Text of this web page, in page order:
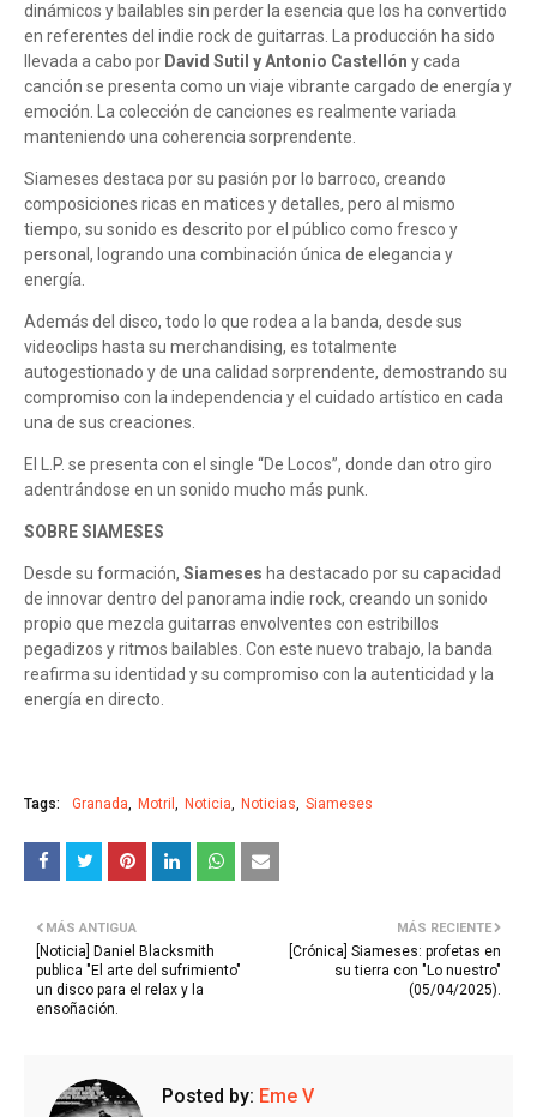
dinámicos y bailables sin perder la esencia que los ha convertido
en referentes del indie rock de guitarras. La producción ha sido
llevada a cabo por David Sutil y Antonio Castellón y cada
canción se presenta como un viaje vibrante cargado de energía y
emoción. La colección de canciones es realmente variada
manteniendo una coherencia sorprendente.
Siameses destaca por su pasión por lo barroco, creando
composiciones ricas en matices y detalles, pero al mismo
tiempo, su sonido es descrito por el público como fresco y
personal, logrando una combinación única de elegancia y
energía.
Además del disco, todo lo que rodea a la banda, desde sus
videoclips hasta su merchandising, es totalmente
autogestionado y de una calidad sorprendente, demostrando su
compromiso con la independencia y el cuidado artístico en cada
una de sus creaciones.
El L.P. se presenta con el single “De Locos”, donde dan otro giro
adentrándose en un sonido mucho más punk.
SOBRE SIAMESES
Desde su formación, Siameses ha destacado por su capacidad
de innovar dentro del panorama indie rock, creando un sonido
propio que mezcla guitarras envolventes con estribillos
pegadizos y ritmos bailables. Con este nuevo trabajo, la banda
reafirma su identidad y su compromiso con la autenticidad y la
energía en directo.
Tags: Granada Motril Noticia Noticias Siameses
MÁS RECIENTE
[Crónica] Siameses: profetas en
su tierra con "Lo nuestro"
(05/04/2025).
MÁS ANTIGUA
[Noticia] Daniel Blacksmith
publica "El arte del sufrimiento"
un disco para el relax y la
ensoñación.
Posted by: Eme V